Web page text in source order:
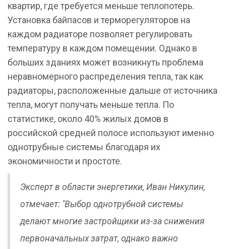
квартир, где требуется меньше теплопотерь.
Установка байпасов и терморегуляторов на
каждом радиаторе позволяет регулировать
температуру в каждом помещении. Однако в
больших зданиях может возникнуть проблема
неравномерного распределения тепла, так как
радиаторы, расположенные дальше от источника
тепла, могут получать меньше тепла. По
статистике, около 40% жилых домов в
российской средней полосе используют именно
однотрубные системы благодаря их
экономичности и простоте.
Эксперт в области энергетики, Иван Никулин,
отмечает: "Выбор однотрубной системы
делают многие застройщики из-за снижения
первоначальных затрат, однако важно